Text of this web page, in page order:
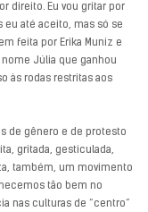
direito. Eu vou gritar por
eu até aceito, mas só se
feita por Erika Muniz e
Júlia que ganhou
às rodas restritas aos
de gênero e de protesto
gritada, gesticulada,
também, um movimento
tão bem no
nas culturas de “centro”